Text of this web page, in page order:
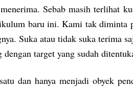
Sebab masih terlihat
baru ini. Kami tak diminta
Suka atau tidak suka terima
target yang sudah
dan hanya menjadi obyek